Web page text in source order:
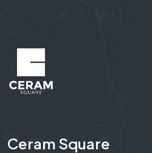
Ceram Square